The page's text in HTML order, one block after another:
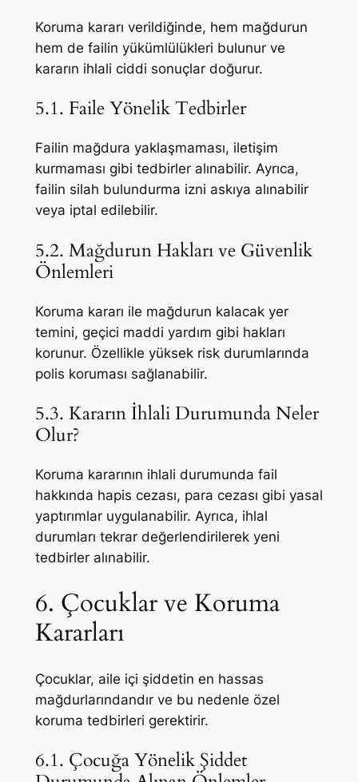
Koruma kararı verildiğinde, hem mağdurun
hem de failin yükümlülükleri bulunur ve
kararın ihlali ciddi sonuçlar doğurur.
5.1. Faile Yönelik Tedbirler
Failin mağdura yaklaşmaması, iletişim
kurmaması gibi tedbirler alınabilir. Ayrıca,
failin silah bulundurma izni askıya alınabilir
veya iptal edilebilir.
5.2. Mağdurun Hakları ve Güvenlik
Önlemleri
Koruma kararı ile mağdurun kalacak yer
temini, geçici maddi yardım gibi hakları
korunur. Özellikle yüksek risk durumlarında
polis koruması sağlanabilir.
5.3. Kararın İhlali Durumunda Neler
Olur?
Koruma kararının ihlali durumunda fail
hakkında hapis cezası, para cezası gibi yasal
yaptırımlar uygulanabilir. Ayrıca, ihlal
durumları tekrar değerlendirilerek yeni
tedbirler alınabilir.
6. Çocuklar ve Koruma
Kararları
Çocuklar, aile içi şiddetin en hassas
mağdurlarındandır ve bu nedenle özel
koruma tedbirleri gerektirir.
6.1. Çocuğa Yönelik Şiddet